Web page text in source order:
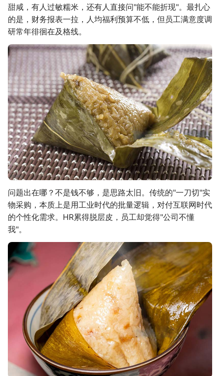
甜咸，有人过敏糯米，还有人直接问"能不能折现"。最扎心
的是，财务报表一拉，人均福利预算不低，但员工满意度调
研常年徘徊在及格线。
问题出在哪？不是钱不够，是思路太旧。传统的"一刀切"实
物采购，本质上是用工业时代的批量逻辑，对付互联网时代
的个性化需求。HR累得脱层皮，员工却觉得"公司不懂
我"。